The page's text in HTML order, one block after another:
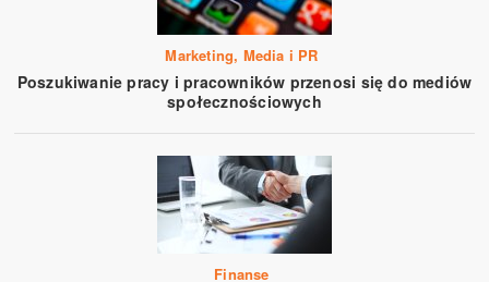
Marketing, Media i PR
Poszukiwanie pracy i pracowników przenosi się do mediów
społecznościowych
Finanse